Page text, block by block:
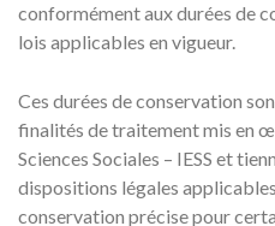
conformément aux durées de
lois applicables en vigueur.
Ces durées de conservation
finalités de traitement mis en
Sciences Sociales – IESS et
dispositions légales
conservation précise pour